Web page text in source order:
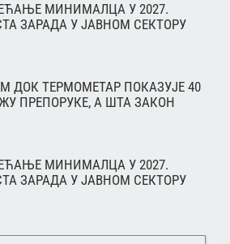
МИНИМАЛЦА У 2027.
ЗАРАДА У ЈАВНОМ СЕКТОРУ
ДОК ТЕРМОМЕТАР ПОКАЗУЈЕ 40
ПРЕПОРУКЕ, А ШТА ЗАКОН
МИНИМАЛЦА У 2027.
ЗАРАДА У ЈАВНОМ СЕКТОРУ